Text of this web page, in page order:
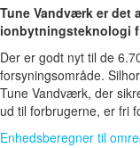
Tune Vandværk er det
ionbytningsteknologi
Der er godt nyt til de
forsyningsområde.
Tune Vandværk, der
ud til forbrugerne, er fri
Enhedsberegner til